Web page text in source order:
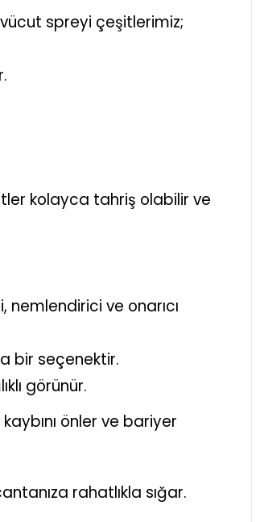
spreyi çeşitlerimiz;
kolayca tahriş olabilir ve
nemlendirici ve onarıcı
bir seçenektir.
görünür.
önler ve bariyer
rahatlıkla sığar.